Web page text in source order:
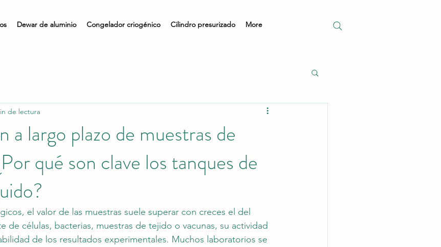
Dewar de aluminio Congelador criogénico Cilindro presurizado More
a largo plazo de muestras de
qué son clave los tanques de
de lectura
el valor de las muestras suele superar con creces el del
de células, bacterias, muestras de tejido o vacunas, su actividad
de los resultados experimentales. Muchos laboratorios se